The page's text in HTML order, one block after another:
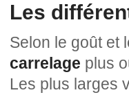
Les
Selon le goût et
carrelage plus
Les plus larges